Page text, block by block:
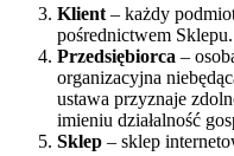
Klient – każdy
pośrednictwem Sklepu.
Przedsiębiorca –
organizacyjna
ustawa przyznaje
imieniu działalność
Sklep – sklep